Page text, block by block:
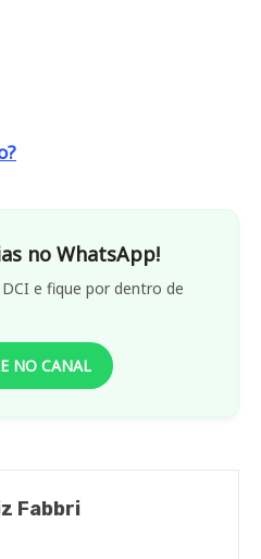
no WhatsApp!
e fique por dentro de
NO CANAL
Fabbri